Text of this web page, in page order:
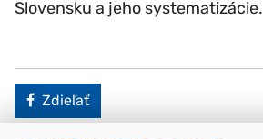
Slovensku a jeho systematizácie.
Facebook
Zdieľať